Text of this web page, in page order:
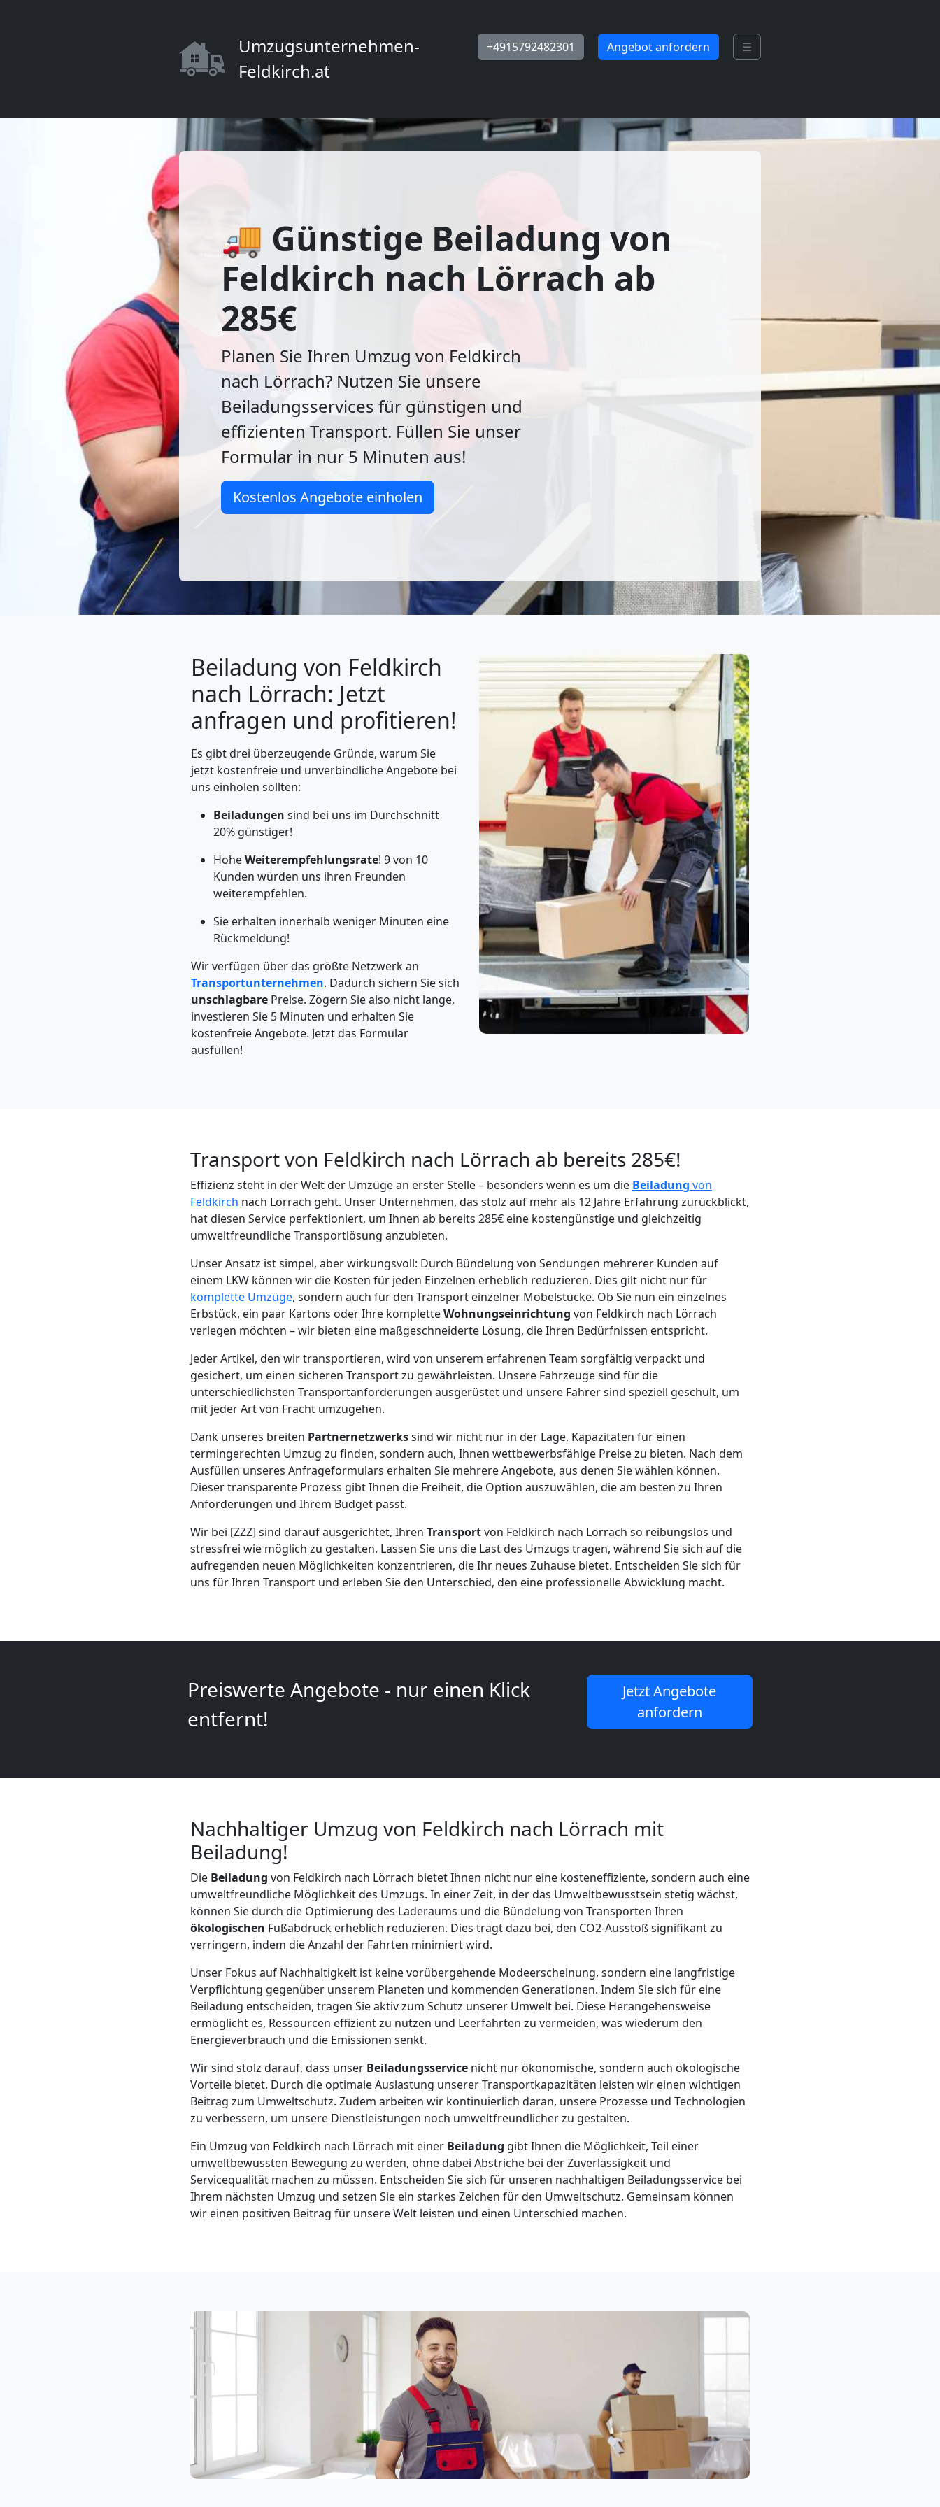
Umzugsunternehmen-
Feldkirch.at
+4915792482301 Angebot anfordern ☰
🚚 Günstige Beiladung von
Feldkirch nach Lörrach ab
285€
Planen Sie Ihren Umzug von Feldkirch
nach Lörrach? Nutzen Sie unsere
Beiladungsservices für günstigen und
effizienten Transport. Füllen Sie unser
Formular in nur 5 Minuten aus!
Kostenlos Angebote einholen
Beiladung von Feldkirch
nach Lörrach: Jetzt
anfragen und profitieren!
Es gibt drei überzeugende Gründe, warum Sie
jetzt kostenfreie und unverbindliche Angebote bei
uns einholen sollten:
Beiladungen sind bei uns im Durchschnitt
20% günstiger!
HoheWeiterempfehlungsrate! 9 von 10
Kunden würden uns ihren Freunden
weiterempfehlen.
Sie erhalten innerhalb weniger Minuten eine
Rückmeldung!
Wir verfügen über das größte Netzwerk an
Transportunternehmen. Dadurch sichern Sie sich
unschlagbare Preise. Zögern Sie also nicht lange,
investieren Sie 5 Minuten und erhalten Sie
kostenfreie Angebote. Jetzt das Formular
ausfüllen!
Transport von Feldkirch nach Lörrach ab bereits 285€!
Effizienz steht in der Welt der Umzüge an erster Stelle – besonders wenn es um die Beiladung von
Feldkirch nach Lörrach geht. Unser Unternehmen, das stolz auf mehr als 12 Jahre Erfahrung zurückblickt,
hat diesen Service perfektioniert, um Ihnen ab bereits 285€ eine kostengünstige und gleichzeitig
umweltfreundliche Transportlösung anzubieten.
Unser Ansatz ist simpel, aber wirkungsvoll: Durch Bündelung von Sendungen mehrerer Kunden auf
einem LKW können wir die Kosten für jeden Einzelnen erheblich reduzieren. Dies gilt nicht nur für
komplette Umzüge, sondern auch für den Transport einzelner Möbelstücke. Ob Sie nun ein einzelnes
Erbstück, ein paar Kartons oder Ihre kompletteWohnungseinrichtung von Feldkirch nach Lörrach
verlegen möchten – wir bieten eine maßgeschneiderte Lösung, die Ihren Bedürfnissen entspricht.
Jeder Artikel, den wir transportieren, wird von unserem erfahrenen Team sorgfältig verpackt und
gesichert, um einen sicheren Transport zu gewährleisten. Unsere Fahrzeuge sind für die
unterschiedlichsten Transportanforderungen ausgerüstet und unsere Fahrer sind speziell geschult, um
mit jeder Art von Fracht umzugehen.
Dank unseres breiten Partnernetzwerkssind wir nicht nur in der Lage, Kapazitäten für einen
termingerechten Umzug zu finden, sondern auch, Ihnen wettbewerbsfähige Preise zu bieten. Nach dem
Ausfüllen unseres Anfrageformulars erhalten Sie mehrere Angebote, aus denen Sie wählen können.
Dieser transparente Prozess gibt Ihnen die Freiheit, die Option auszuwählen, die am besten zu Ihren
Anforderungen und Ihrem Budget passt.
Wir bei [ZZZ] sind darauf ausgerichtet, Ihren Transportvon Feldkirch nach Lörrach so reibungslos und
stressfrei wie möglich zu gestalten. Lassen Sie uns die Last des Umzugs tragen, während Sie sich auf die
aufregenden neuen Möglichkeiten konzentrieren, die Ihr neues Zuhause bietet. Entscheiden Sie sich für
uns für Ihren Transport und erleben Sie den Unterschied, den eine professionelle Abwicklung macht.
Preiswerte Angebote - nur einen Klick
entfernt!
Jetzt Angebote
anfordern
Nachhaltiger Umzug von Feldkirch nach Lörrach mit
Beiladung!
Die Beiladung von Feldkirch nach Lörrach bietet Ihnen nicht nur eine kosteneffiziente, sondern auch eine
umweltfreundliche Möglichkeit des Umzugs. In einer Zeit, in der das Umweltbewusstsein stetig wächst,
können Sie durch die Optimierung des Laderaums und die Bündelung von Transporten Ihren
ökologischen Fußabdruck erheblich reduzieren. Dies trägt dazu bei, den CO2-Ausstoß signifikant zu
verringern, indem die Anzahl der Fahrten minimiert wird.
Unser Fokus auf Nachhaltigkeit ist keine vorübergehende Modeerscheinung, sondern eine langfristige
Verpflichtung gegenüber unserem Planeten und kommenden Generationen. Indem Sie sich für eine
Beiladung entscheiden, tragen Sie aktiv zum Schutz unserer Umwelt bei. Diese Herangehensweise
ermöglicht es, Ressourcen effizient zu nutzen und Leerfahrten zu vermeiden, was wiederum den
Energieverbrauch und die Emissionen senkt.
Wir sind stolz darauf, dass unser Beiladungsservice nicht nur ökonomische, sondern auch ökologische
Vorteile bietet. Durch die optimale Auslastung unserer Transportkapazitäten leisten wir einen wichtigen
Beitrag zum Umweltschutz. Zudem arbeiten wir kontinuierlich daran, unsere Prozesse und Technologien
zu verbessern, um unsere Dienstleistungen noch umweltfreundlicher zu gestalten.
Ein Umzug von Feldkirch nach Lörrach mit einer Beiladung gibt Ihnen die Möglichkeit, Teil einer
umweltbewussten Bewegung zu werden, ohne dabei Abstriche bei der Zuverlässigkeit und
Servicequalität machen zu müssen. Entscheiden Sie sich für unseren nachhaltigen Beiladungsservice bei
Ihrem nächsten Umzug und setzen Sie ein starkes Zeichen für den Umweltschutz. Gemeinsam können
wir einen positiven Beitrag für unsere Welt leisten und einen Unterschied machen.
Klaviertransport